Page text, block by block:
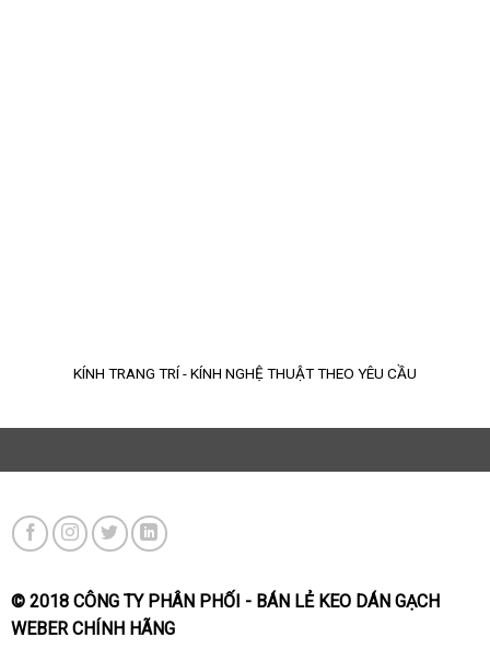
KÍNH TRANG TRÍ - KÍNH NGHỆ THUẬT THEO YÊU CẦU
© 2018 CÔNG TY PHÂN PHỐI - BÁN LẺ KEO DÁN GẠCH
WEBER CHÍNH HÃNG